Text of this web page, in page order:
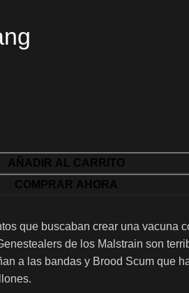
AÑADIR AL CARRITO
COMPRAR AHORA
que buscaban crear una
de los Malstrain son
a las bandas y Brood Scum que